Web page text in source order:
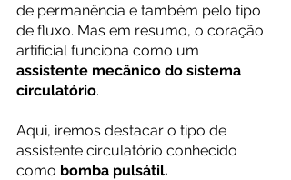
de permanência e também pelo tipo
de fluxo. Mas em resumo, o coração
artificial funciona como um
assistente mecânico do sistema
circulatório.
Aqui, iremos destacar o tipo de
assistente circulatório conhecido
como bomba pulsátil.